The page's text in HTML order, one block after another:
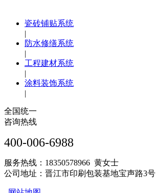
瓷砖铺贴系统
|
防水修缮系统
|
工程建材系统
|
涂料装饰系统
|
全国统一
咨询热线
400-006-6988
服务热线：18350578966 黄女士
公司地址：晋江市印刷包装基地宝声路3号